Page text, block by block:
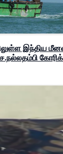
இந்திய